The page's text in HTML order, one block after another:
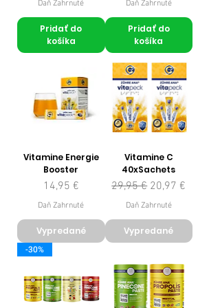
Daň Zahrnuté
Pridať do
košíka
Daň Zahrnuté
Pridať do
košíka
Vitamine Energie
Booster
Cena
14,95 €
Daň Zahrnuté
Vypredané
Vitamine C
40xSachets
Normálna cena
29,95 € Zľavnená cena
20,97 €
Daň Zahrnuté
Vypredané
-30%